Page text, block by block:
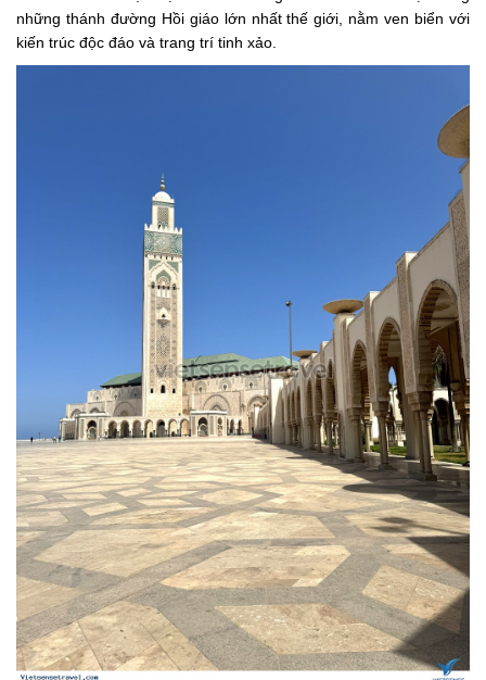
những thánh đường Hồi giáo lớn nhất thế giới, nằm ven biển với
kiến trúc độc đáo và trang trí tinh xảo.